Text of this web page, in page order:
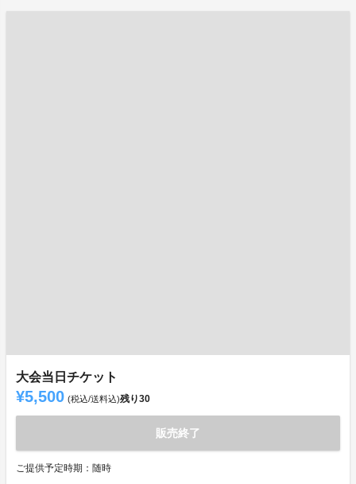
大会当日チケット
¥5,500 (税込/送料込)残り30
販売終了
ご提供予定時期：随時